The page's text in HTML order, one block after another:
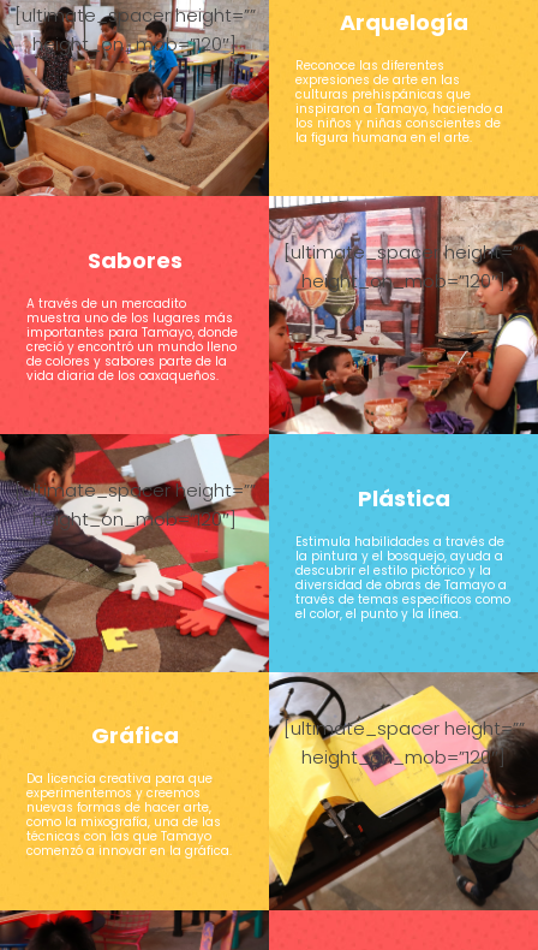
[ultimate_spacer height=””
height_on_mob=”120″]
Arquelogía
Reconoce las diferentes
expresiones de arte en las
culturas prehispánicas que
inspiraron a Tamayo, haciendo a
los niños y niñas conscientes de
la figura humana en el arte.
Sabores
A través de un mercadito
muestra uno de los lugares más
importantes para Tamayo, donde
creció y encontró un mundo lleno
de colores y sabores parte de la
vida diaria de los oaxaqueños.
[ultimate_spacer height=””
height_on_mob=”120″]
[ultimate_spacer height=””
height_on_mob=”120″]
Plástica
Estimula habilidades a través de
la pintura y el bosquejo, ayuda a
descubrir el estilo pictórico y la
diversidad de obras de Tamayo a
través de temas específicos como
el color, el punto y la línea.
Gráfica
Da licencia creativa para que
experimentemos y creemos
nuevas formas de hacer arte,
como la mixografía, una de las
técnicas con las que Tamayo
comenzó a innovar en la gráfica.
[ultimate_spacer height=””
height_on_mob=”120″]